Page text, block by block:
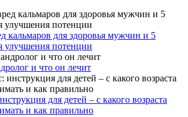
кальмаров для здоровья мужчин и 5
улучшения потенции
и что он лечит
для детей – с какого возраста
и как правильно